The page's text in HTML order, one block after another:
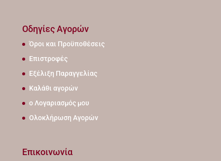
Οδηγίες Αγορών
Όροι και Προϋποθέσεις
Επιστροφές
Εξέλιξη Παραγγελίας
Καλάθι αγορών
ο Λογαριασμός μου
Ολοκλήρωση Αγορών
Επικοινωνία